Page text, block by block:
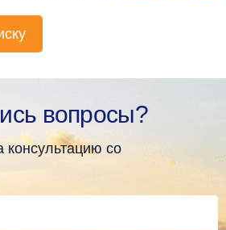
вопросы?
консультацию со